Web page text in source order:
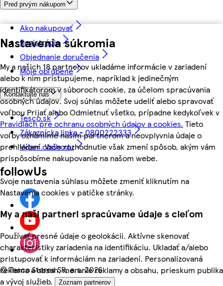
Nastavenia súkromia
My a našich 18 partnerov ukladáme informácie v zariadení
alebo k nim pristupujeme, napríklad k jedinečným
identifikátorom v súboroch cookie, za účelom spracúvania
osobných údajov. Svoj súhlas môžete udeliť alebo spravovať
voľbou Prijať alebo Odmietnuť všetko, prípadne kedykoľvek v
Pravidlách pre ochranu osobných údajov a cookies. Tieto
voľby oznámime našim partnerom a neovplyvnia údaje o
prehliadaní. Vaše rozhodnutie však zmení spôsob, akým vám
prispôsobíme nakupovanie na našom webe.
Svoje nastavenia súhlasu môžete zmeniť kliknutím na
Nastavenia cookies v pätičke stránky.
My a naši partneri spracúvame údaje s cieľom
Používať presné údaje o geolokácii. Aktívne skenovať
charakteristiky zariadenia na identifikáciu. Ukladať a/alebo
pristupovať k informáciám na zariadení. Personalizovaná
reklama a obsah, meranie reklamy a obsahu, prieskum publika
a vývoj služieb.
Zoznam partnerov
Pred prvým nákupom
Ako nakupovať
Registrácia
Objednanie doručenia
Moje obľúbené
Kontaktujte nás
Tesco.sk
Zákaznícka linka - 0800222333
Výber obchodu
followUs
©Tesco Stores SR, a.s. 2026